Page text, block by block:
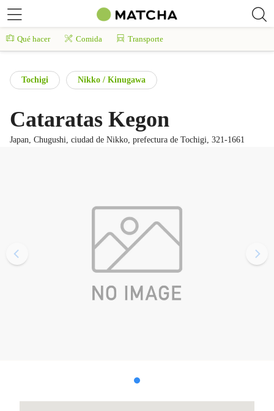
Qué hacer Comida Transporte
Tochigi Nikko / Kinugawa
Cataratas Kegon
Japan, Chugushi, ciudad de Nikko, prefectura de Tochigi, 321-1661